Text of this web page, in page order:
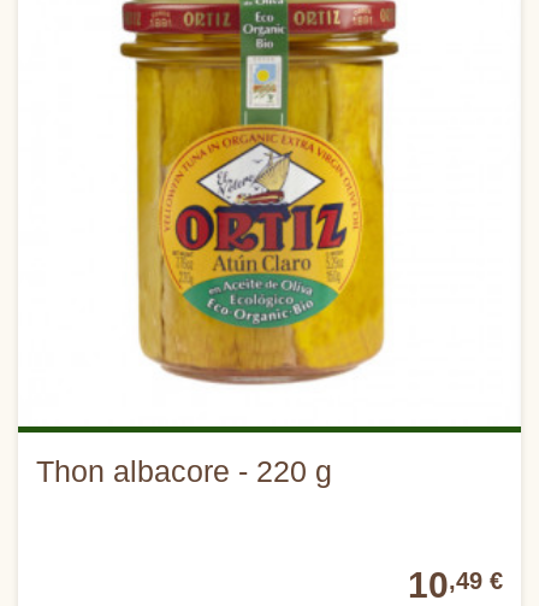
Thon albacore - 220 g
10,49 €